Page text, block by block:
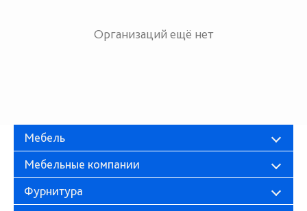
Организаций ещё нет
Мебель
Мебельные компании
Фурнитура